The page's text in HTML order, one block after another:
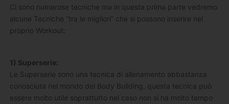
Ci sono numerose tecniche ma in questa prima parte vedremo
alcune Tecniche “tra le migliori” che si possono inserire nel
proprio Workout:
1) Superserie:
Le Superserie sono una tecnica di allenamento abbastanza
conosciuta nel mondo del Body Building, questa tecnica può
essere molto utile soprattutto nel caso non si ha molto tempo